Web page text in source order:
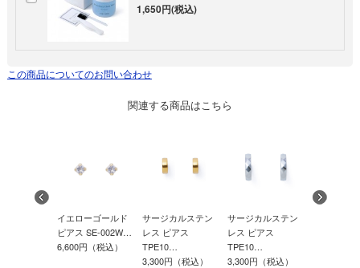
1,650円(税込)
この商品についてのお問い合わせ
関連する商品はこちら
イエローゴールド
ピアス SE-002W…
6,600円（税込）
サージカルステン
レス ピアス
TPE10…
3,300円（税込）
サージカルステン
レス ピアス
TPE10…
3,300円（税込）